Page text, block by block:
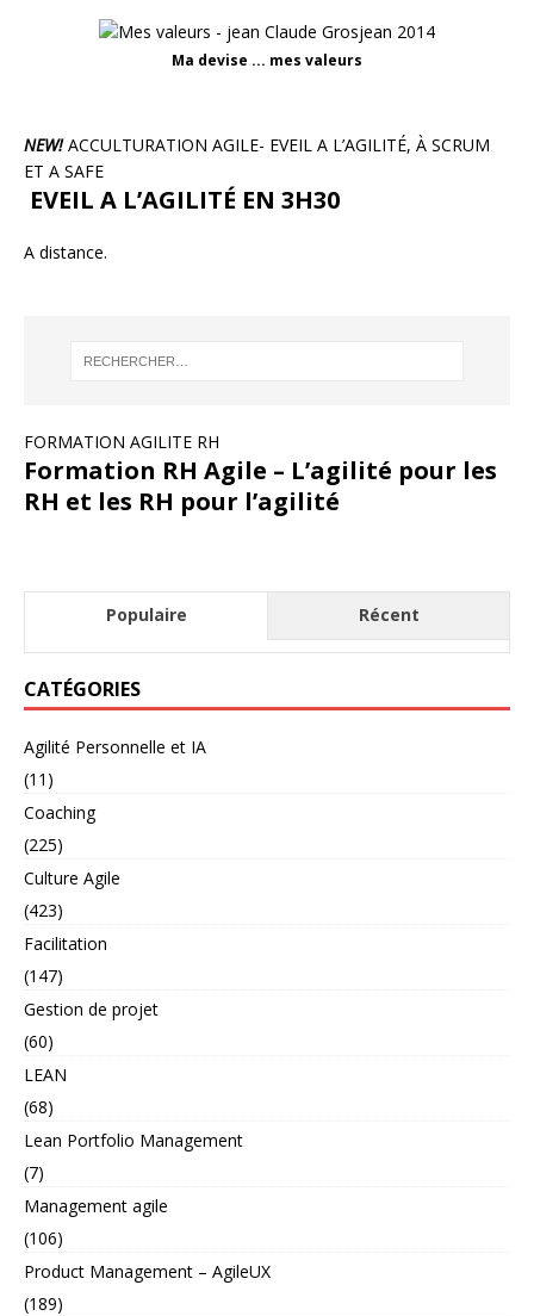
Ma devise ... mes valeurs
NEW!ACCULTURATION AGILE- EVEIL A L’AGILITÉ, À SCRUM
ET A SAFE
EVEIL A L’AGILITÉ EN 3H30
A distance.
FORMATION AGILITE RH
Formation RH Agile – L’agilité pour les
RH et les RH pour l’agilité
Populaire Récent
CATÉGORIES
Agilité Personnelle et IA
(11)
Coaching
(225)
Culture Agile
(423)
Facilitation
(147)
Gestion de projet
(60)
LEAN
(68)
Lean Portfolio Management
(7)
Management agile
(106)
Product Management – AgileUX
(189)